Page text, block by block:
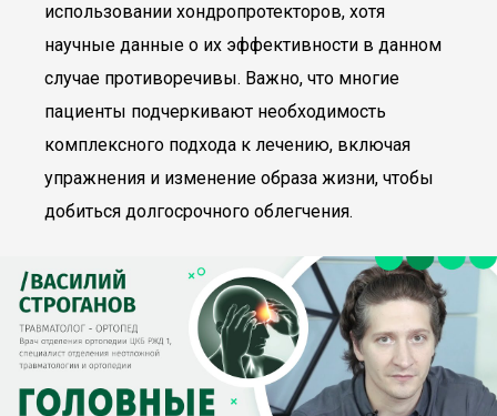
использовании хондропротекторов, хотя
научные данные о их эффективности в данном
случае противоречивы. Важно, что многие
пациенты подчеркивают необходимость
комплексного подхода к лечению, включая
упражнения и изменение образа жизни, чтобы
добиться долгосрочного облегчения.